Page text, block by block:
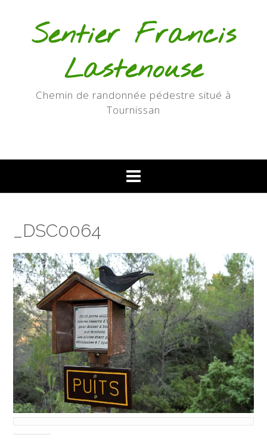
Sentier Francis
Lastenouse
Chemin de randonnée pédestre situé à
Tournissan
_DSC0064